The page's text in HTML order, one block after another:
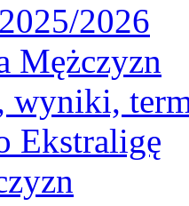
2026
Mężczyzn
wyniki,
Ekstraligę